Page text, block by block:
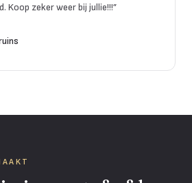
Koop zeker weer bij jullie!!!”